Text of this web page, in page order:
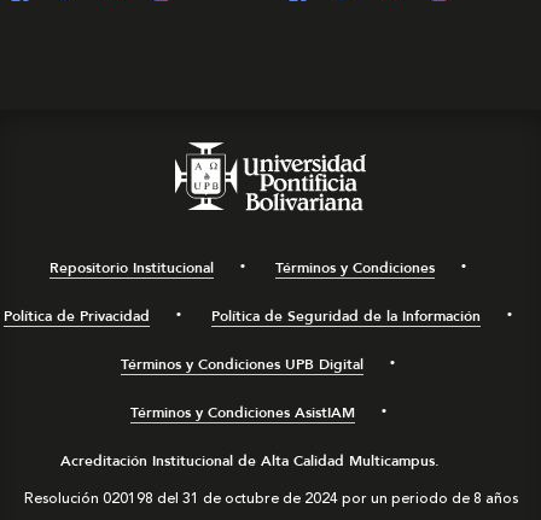
Repositorio Institucional Términos y Condiciones
Política de Privacidad Política de Seguridad de la Información
Términos y Condiciones UPB Digital
Términos y Condiciones AsistIAM
Acreditación Institucional de Alta Calidad Multicampus.
Resolución 020198 del 31 de octubre de 2024 por un periodo de 8 años